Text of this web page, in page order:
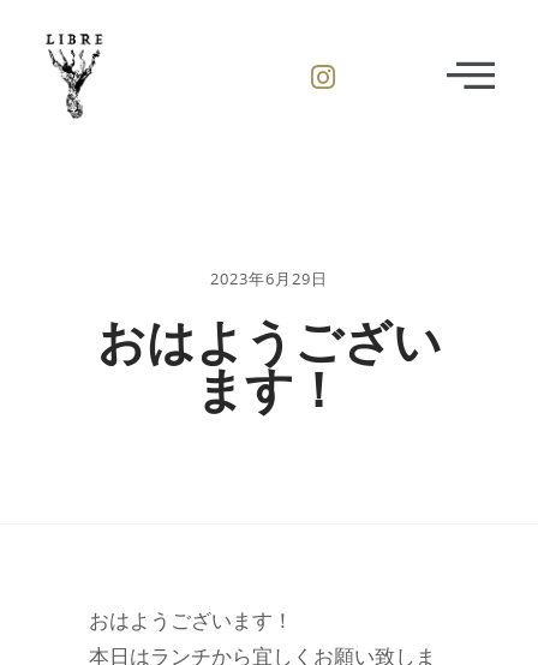
2023年6月29日
おはようござい
ます！
おはようございます！
本日はランチから宜しくお願い致しま